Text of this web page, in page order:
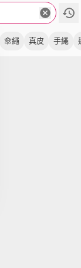
傘繩 真皮 手繩